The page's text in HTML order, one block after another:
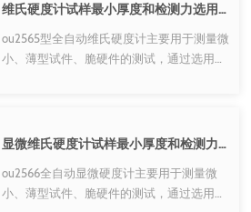
维氏硬度计试样最小厚度和检测力选用表
ou2565型全自动维氏硬度计主要用于测量微
小、薄型试件、脆硬件的测试，通过选用各
层、硬化层(氧…
显微维氏硬度计试样最小厚度和检测力选用表
ou2566全自动显微硬度计主要用于测量微
小、薄型试件、脆硬件的测试，通过选用各